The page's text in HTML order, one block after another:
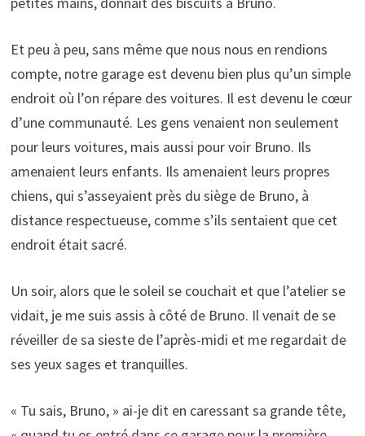
Et peu à peu, sans même que nous nous en rendions
compte, notre garage est devenu bien plus qu’un simple
endroit où l’on répare des voitures. Il est devenu le cœur
d’une communauté. Les gens venaient non seulement
pour leurs voitures, mais aussi pour voir Bruno. Ils
amenaient leurs enfants. Ils amenaient leurs propres
chiens, qui s’asseyaient près du siège de Bruno, à
distance respectueuse, comme s’ils sentaient que cet
endroit était sacré.
Un soir, alors que le soleil se couchait et que l’atelier se
vidait, je me suis assis à côté de Bruno. Il venait de se
réveiller de sa sieste de l’après-midi et me regardait de
ses yeux sages et tranquilles.
« Tu sais, Bruno, » ai-je dit en caressant sa grande tête,